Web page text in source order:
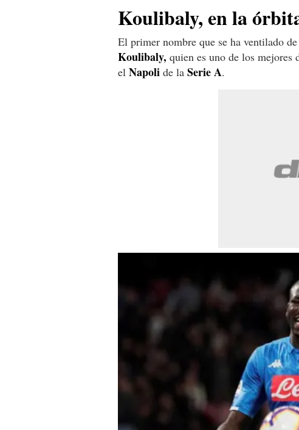
Koulibaly, en la
El primer nombre que se ha ventilado
Koulibaly, quien es uno de los mejores
el Napoli de la Serie A.